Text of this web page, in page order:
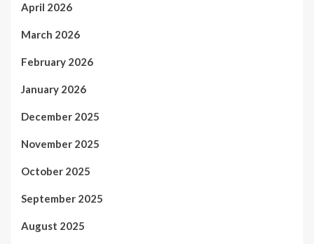
April 2026
March 2026
February 2026
January 2026
December 2025
November 2025
October 2025
September 2025
August 2025